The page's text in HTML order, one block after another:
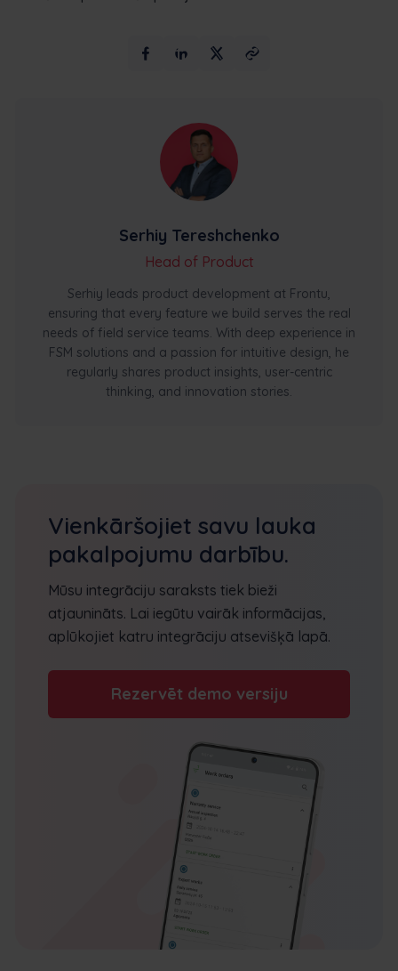
Serhiy Tereshchenko
Head of Product
Serhiy leads product development at Frontu,
ensuring that every feature we build serves the real
needs of field service teams. With deep experience in
FSM solutions and a passion for intuitive design, he
regularly shares product insights, user-centric
thinking, and innovation stories.
Vienkāršojiet savu lauka
pakalpojumu darbību.
Mūsu integrāciju saraksts tiek bieži
atjaunināts. Lai iegūtu vairāk informācijas,
aplūkojiet katru integrāciju atsevišķā lapā.
Rezervēt demo versiju